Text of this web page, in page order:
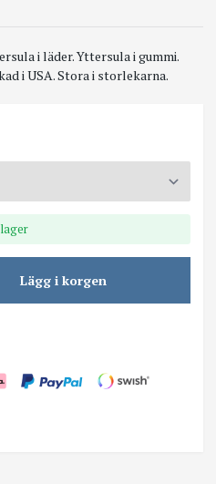
i läder. Yttersula i gummi.
i USA. Stora i storlekarna.
Lägg i korgen